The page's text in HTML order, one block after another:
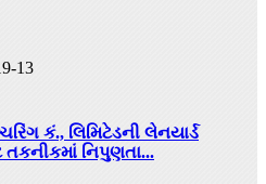
કં., લિમિટેડની લેનયાર્ડ
તકનીકમાં નિપુણતા...